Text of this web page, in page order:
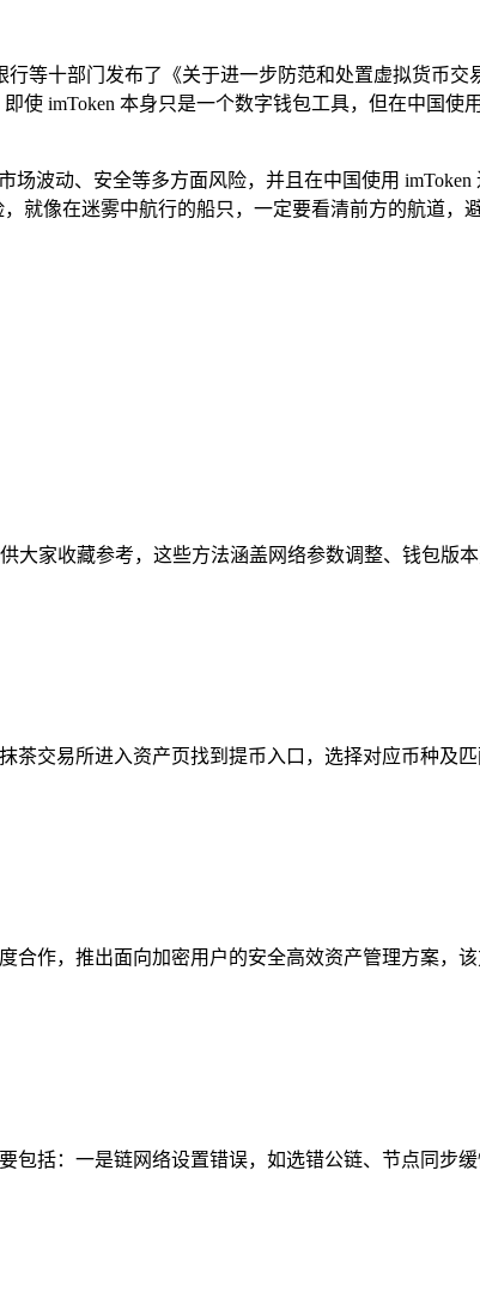
等十部门发布了《关于进一步防范和处置虚拟货币
imToken 本身只是一个数字钱包工具，但在中国使
波动、安全等多方面风险，并且在中国使用
像在迷雾中航行的船只，一定要看清前方的航道，
大家收藏参考，这些方法涵盖网络参数调整、钱包版
交易所进入资产页找到提币入口，选择对应币种及
作，推出面向加密用户的安全高效资产管理方案，
括：一是链网络设置错误，如选错公链、节点同步